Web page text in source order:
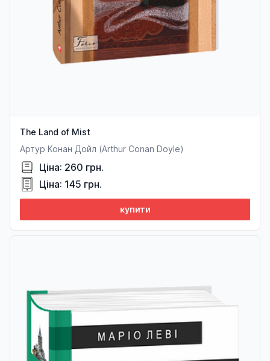
The Land of Mist
Артур Конан Дойл (Arthur Conan Doyle)
Ціна: 260 грн.
Ціна: 145 грн.
купити